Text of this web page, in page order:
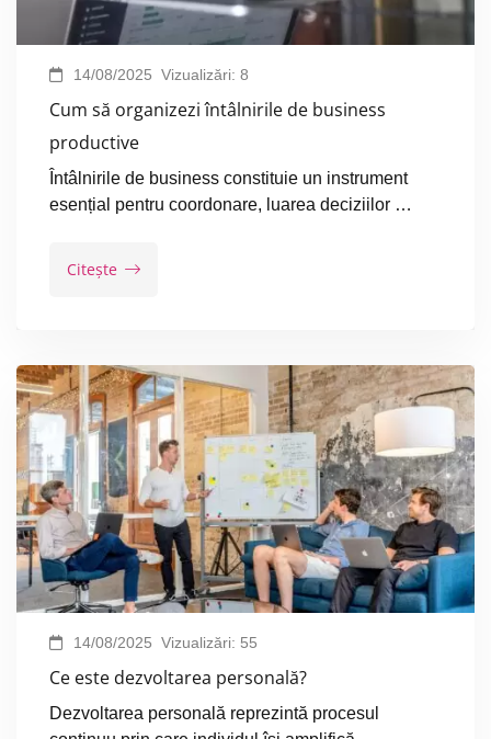
14/08/2025 Vizualizări: 8
Cum să organizezi întâlnirile de business
productive
Întâlnirile de business constituie un instrument
esențial pentru coordonare, luarea deciziilor …
Citește
14/08/2025 Vizualizări: 55
Ce este dezvoltarea personală?
Dezvoltarea personală reprezintă procesul